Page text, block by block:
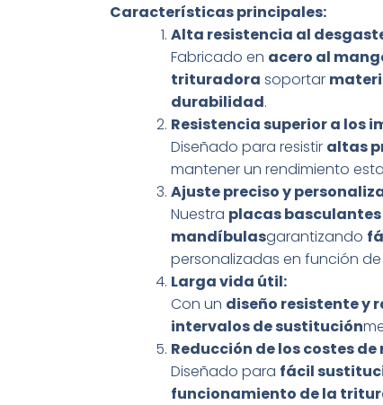
Características principales:
Alta resistencia al
Fabricado en acero al
trituradora soportar
durabilidad.
Resistencia superior a los
Diseñado para resistir altas
mantener un rendimiento
Ajuste preciso y
Nuestra placas basculantes
mandíbulasgarantizando
personalizadas en función
Larga vida útil:
Con un diseño resistente y
intervalos de sustitución
Reducción de los costes
Diseñado para fácil
funcionamiento de la